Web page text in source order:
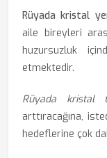
Rüyada kristal
aile bireyleri
huzursuzluk
etmektedir.
Rüyada kristal
arttıracağına,
hedeflerine çok